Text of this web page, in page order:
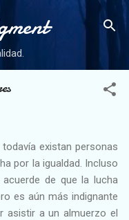
existan personas
por la igualdad. Incluso
de que la lucha
es aún más indignante
asistir a un almuerzo el